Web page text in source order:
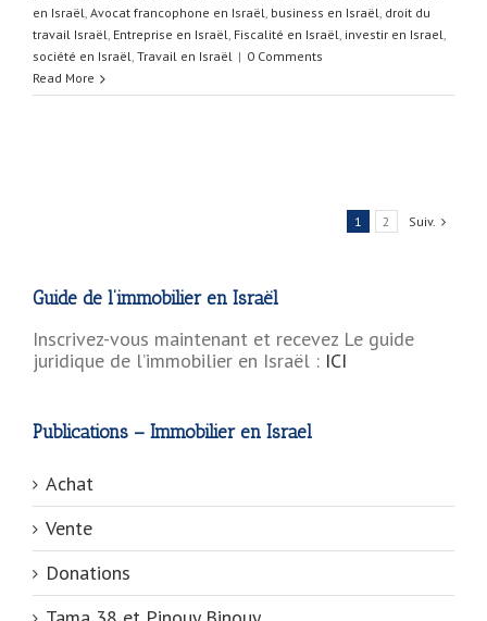
en Israël, Avocat francophone en Israël, business en Israël, droit du
travail Israël, Entreprise en Israël, Fiscalité en Israël, investir en Israel,
société en Israël, Travail en Israël | 0 Comments
Read More
1 2 Suiv.
Guide de l’immobilier en Israël
Inscrivez-vous maintenant et recevez Le guide
juridique de l’immobilier en Israël : ICI
Publications – Immobilier en Israel
Achat
Vente
Donations